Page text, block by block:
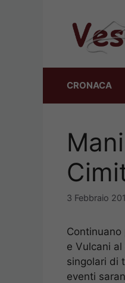
CRONACA
3 Febbraio
e Vulcani
singolari di
eventi